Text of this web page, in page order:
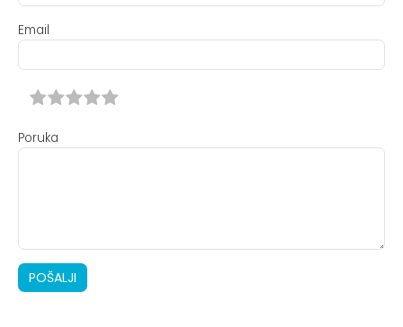
Email
Poruka
POŠALJI